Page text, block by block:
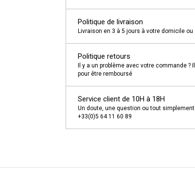
Politique de livraison
Livraison en 3 à 5 jours à votre domicile ou
Politique retours
Il y a un problème avec votre commande
pour être remboursé
Service client de 10H à 18H
Un doute, une question ou tout
+33(0)5 64 11 60 89